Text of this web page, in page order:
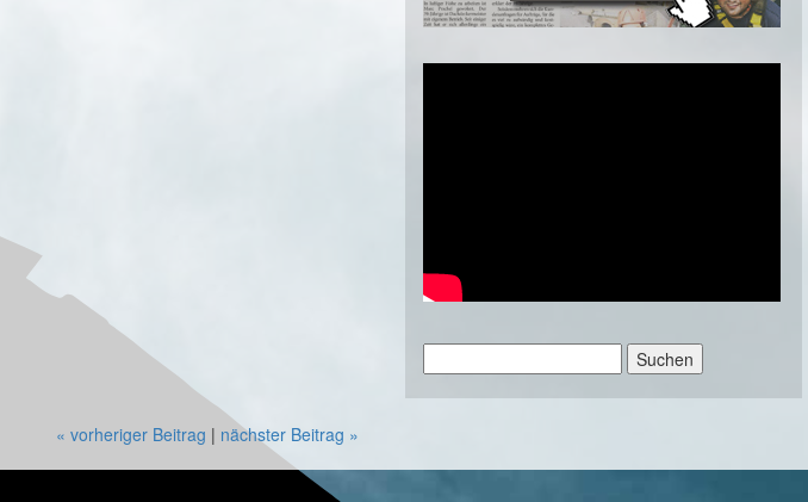
nach:
« vorheriger Beitrag | nächster Beitrag »